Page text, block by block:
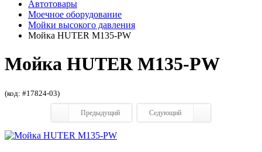
Автотовары
Моечное оборудование
Мойки высокого давления
Мойка HUTER M135-РW
Мойка HUTER M135-РW
(код: #17824-03)
Предыдущий Седующий